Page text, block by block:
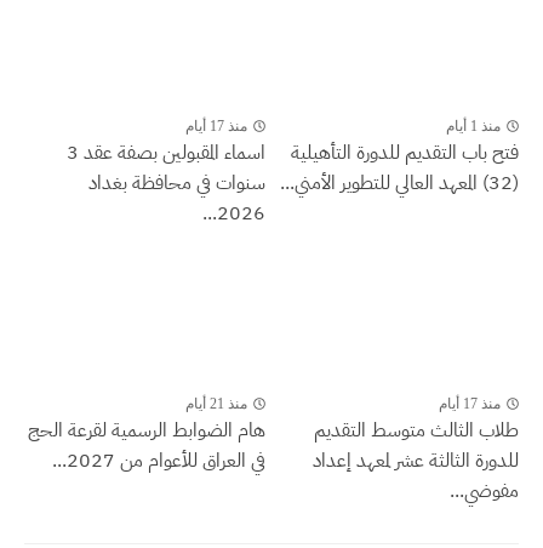
منذ 1 أيام
فتح باب التقديم للدورة التأهيلية
(32) المعهد العالي للتطوير الأمني...
منذ 17 أيام
اسماء المقبولين بصفة عقد 3
سنوات في محافظة بغداد
2026...
منذ 17 أيام
طلاب الثالث متوسط التقديم
للدورة الثالثة عشر لمعهد إعداد
مفوضي...
منذ 21 أيام
هام الضوابط الرسمية لقرعة الحج
في العراق للأعوام من 2027...